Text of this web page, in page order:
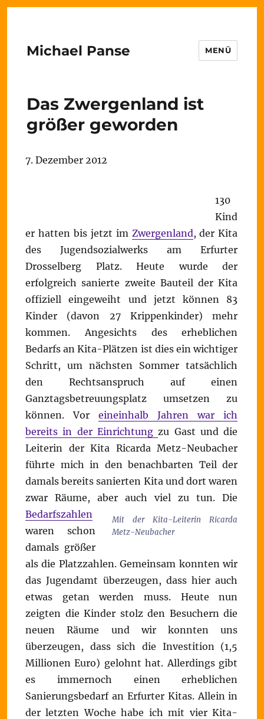
Michael Panse MENÜ
Das Zwergenland ist
größer geworden
7. Dezember 2012
130
Kind
er hatten bis jetzt im Zwergenland, der Kita
des Jugendsozialwerks am Erfurter
Drosselberg Platz. Heute wurde der
erfolgreich sanierte zweite Bauteil der Kita
offiziell eingeweiht und jetzt können 83
Kinder (davon 27 Krippenkinder) mehr
kommen. Angesichts des erheblichen
Bedarfs an Kita-Plätzen ist dies ein wichtiger
Schritt, um nächsten Sommer tatsächlich
den Rechtsanspruch auf einen
Ganztagsbetreuungsplatz umsetzen zu
können. Voreineinhalb Jahren war ich
bereits in der Einrichtungzu Gast und die
Leiterin der Kita Ricarda Metz-Neubacher
führte mich in den benachbarten Teil der
damals bereits sanierten Kita und dort waren
zwar Räume, aber auch viel zu tun.
Mit der Kita-Leiterin Ricarda
Metz-Neubacher
Die
Bedarfszahlen
waren schon
damals größer
als die Platzzahlen. Gemeinsam konnten wir
das Jugendamt überzeugen, dass hier auch
etwas getan werden muss. Heute nun
zeigten die Kinder stolz den Besuchern die
neuen Räume und wir konnten uns
überzeugen, dass sich die Investition (1,5
Millionen Euro) gelohnt hat. Allerdings gibt
es immernoch einen erheblichen
Sanierungsbedarf an Erfurter Kitas. Allein in
der letzten Woche habe ich mit vier Kita-